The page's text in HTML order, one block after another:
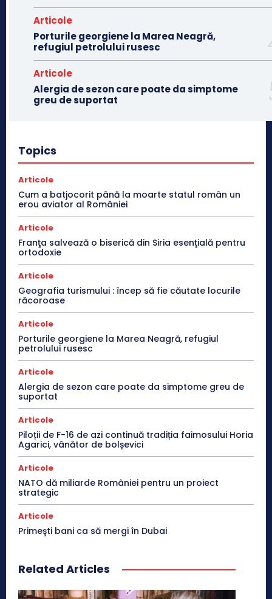
Articole
Porturile georgiene la Marea Neagră,
refugiul petrolului rusesc
Articole
Alergia de sezon care poate da simptome
greu de suportat
Topics
Articole
Cum a batjocorit până la moarte statul român un
erou aviator al României
Articole
Franţa salvează o biserică din Siria esenţială pentru
ortodoxie
Articole
Geografia turismului : încep să fie căutate locurile
răcoroase
Articole
Porturile georgiene la Marea Neagră, refugiul
petrolului rusesc
Articole
Alergia de sezon care poate da simptome greu de
suportat
Articole
Piloții de F-16 de azi continuă tradiția faimosului Horia
Agarici, vânător de bolșevici
Articole
NATO dă miliarde României pentru un proiect
strategic
Articole
Primeşti bani ca să mergi în Dubai
Related Articles